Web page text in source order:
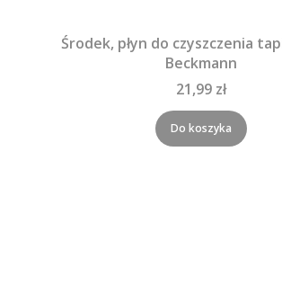
Środek, płyn do czyszczenia
Beckmann
21,99 zł
Do koszyka